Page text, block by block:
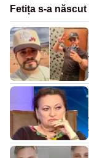
Fetița s-a